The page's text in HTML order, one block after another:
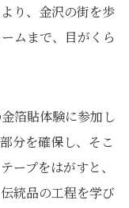
り、金沢の街を歩
ムまで、目がくら
箔貼体験に参加し
分を確保し、そこ
ープをはがすと、
統品の工程を学び